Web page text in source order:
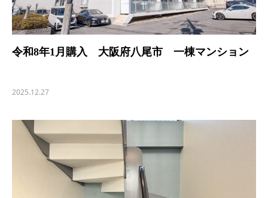
令和8年1月購入 大阪府八尾市 一棟マンション
2025.12.27